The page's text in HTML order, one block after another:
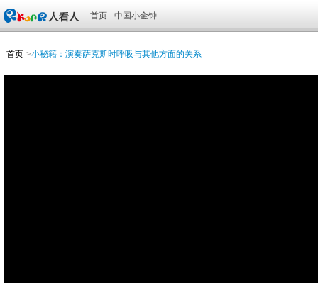
首页 中国小金钟
首页 >小秘籍：演奏萨克斯时呼吸与其他方面的关系